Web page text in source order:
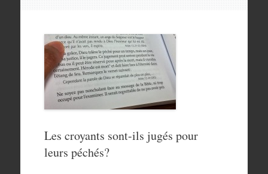
Les croyants sont-ils jugés pour
leurs péchés?